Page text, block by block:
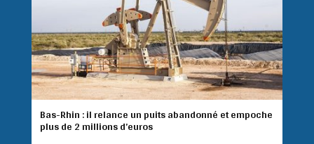
Bas-Rhin : il relance un puits abandonné et empoche
plus de 2 millions d’euros